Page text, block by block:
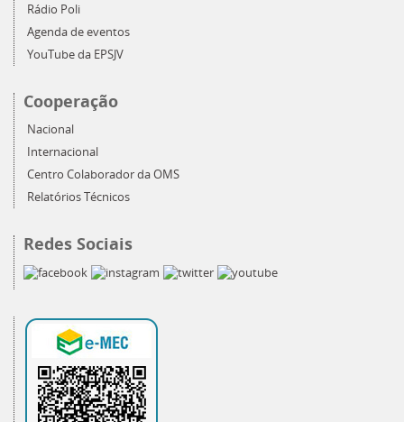
Rádio Poli
Agenda de eventos
YouTube da EPSJV
Cooperação
Nacional
Internacional
Centro Colaborador da OMS
Relatórios Técnicos
Redes Sociais